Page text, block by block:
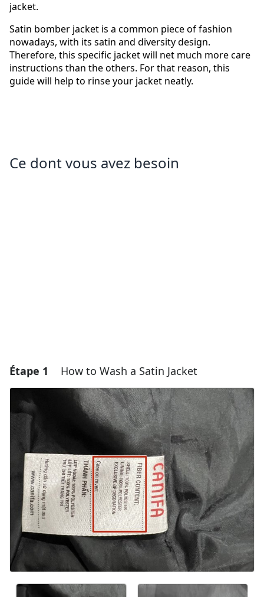
jacket.
Satin bomber jacket is a common piece of fashion
nowadays, with its satin and diversity design.
Therefore, this specific jacket will net much more care
instructions than the others. For that reason, this
guide will help to rinse your jacket neatly.
Ce dont vous avez besoin
Étape 1 How to Wash a Satin Jacket